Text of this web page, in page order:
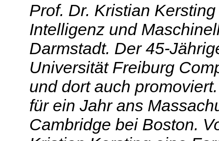
Prof. Dr. Kristian Kersting
Intelligenz und
Darmstadt. Der 45-
Universität Freiburg
und dort auch
für ein Jahr ans
Cambridge bei Boston.